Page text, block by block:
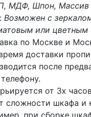
МДФ, Шпон, Массив
: Возможен с
или цветным
по Москве и
доставки
после
от 3х
сложности шкафа и
при сборке